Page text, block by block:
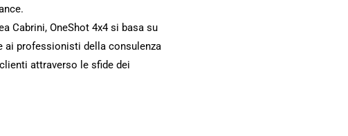
Cabrini, OneShot 4x4 si basa su
ai professionisti della consulenza
attraverso le sfide dei